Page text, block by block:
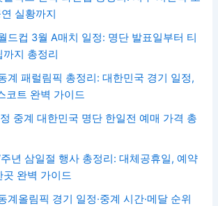
실황까지
드컵 3월 A매치 일정: 명단 발표일부터 티
지 총정리
계 패럴림픽 총정리: 대한민국 경기 일정,
코트 완벽 가이드
중계 대한민국 명단 한일전 예매 가격 총
년 삼일절 행사 총정리: 대체공휴일, 예약
완벽 가이드
계올림픽 경기 일정·중계 시간·메달 순위